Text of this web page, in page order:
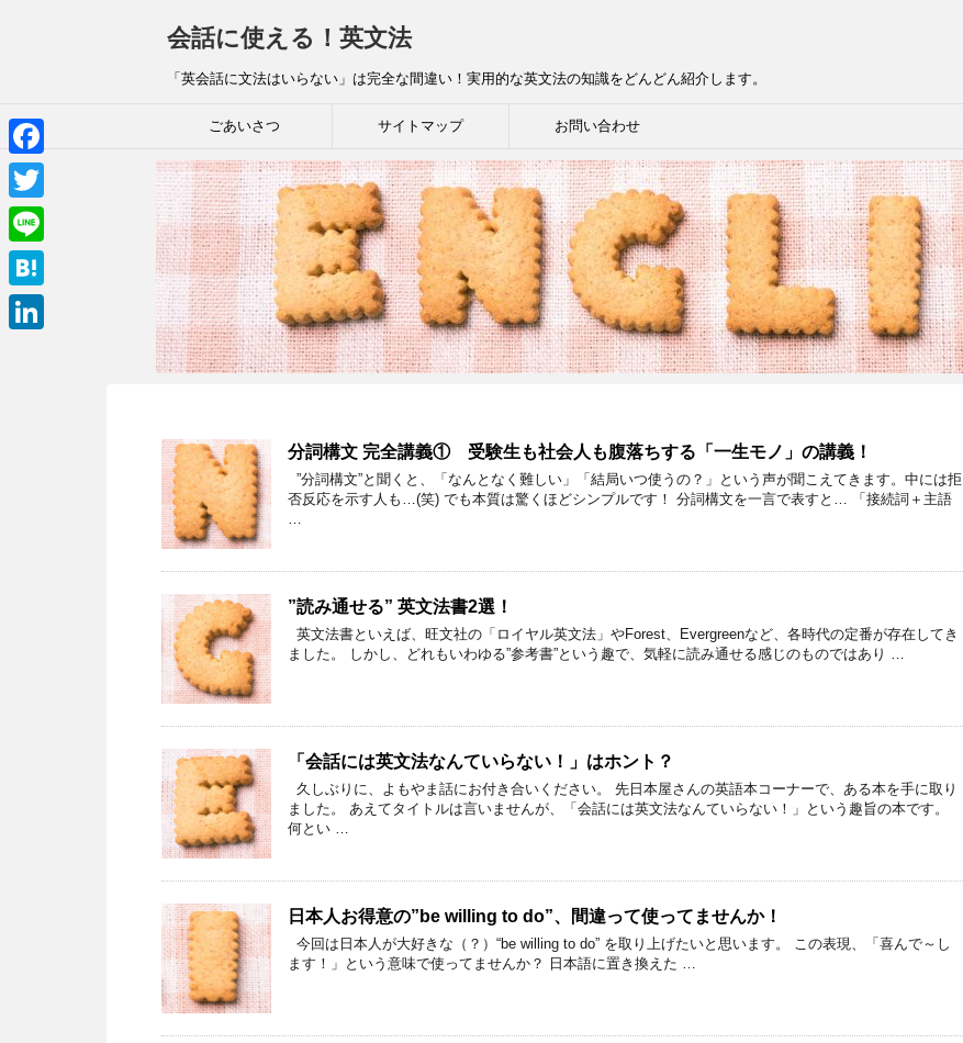
会話に使える！英文法
「英会話に文法はいらない」は完全な間違い！実用的な英文法の知識をどんどん紹介します。
ごあいさつ サイトマップ お問い合わせ
分詞構文 完全講義① 受験生も社会人も腹落ちする「一生モノ」の講義！
”分詞構文”と聞くと、「なんとなく難しい」「結局いつ使うの？」という声が聞こえてきます。中には拒
否反応を示す人も…(笑) でも本質は驚くほどシンプルです！ 分詞構文を一言で表すと… 「接続詞＋主語
…
”読み通せる” 英文法書2選！
英文法書といえば、旺文社の「ロイヤル英文法」やForest、Evergreenなど、各時代の定番が存在してき
ました。 しかし、どれもいわゆる”参考書”という趣で、気軽に読み通せる感じのものではあり …
「会話には英文法なんていらない！」はホント？
久しぶりに、よもやま話にお付き合いください。 先日本屋さんの英語本コーナーで、ある本を手に取り
ました。 あえてタイトルは言いませんが、「会話には英文法なんていらない！」という趣旨の本です。
何とい …
日本人お得意の”be willing to do”、間違って使ってませんか！
今回は日本人が大好きな（？）“be willing to do” を取り上げたいと思います。 この表現、「喜んで～し
ます！」という意味で使ってませんか？ 日本語に置き換えた …
F
a
c
e
b
T
w
i
L
i
n
H